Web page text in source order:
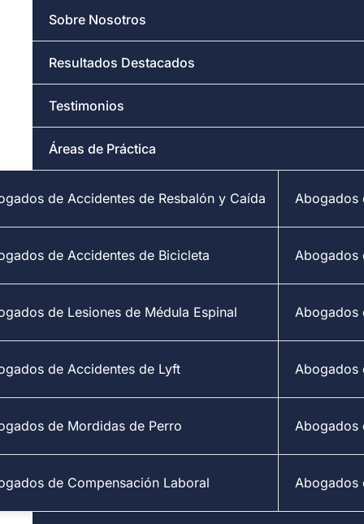
Sobre Nosotros
Resultados Destacados
Testimonios
Áreas de Práctica
de Accidentes de Resbalón y Caída Abogados
de Accidentes de Bicicleta Abogados
de Lesiones de Médula Espinal Abogados
de Accidentes de Lyft Abogados
de Mordidas de Perro Abogados
de Compensación Laboral Abogados